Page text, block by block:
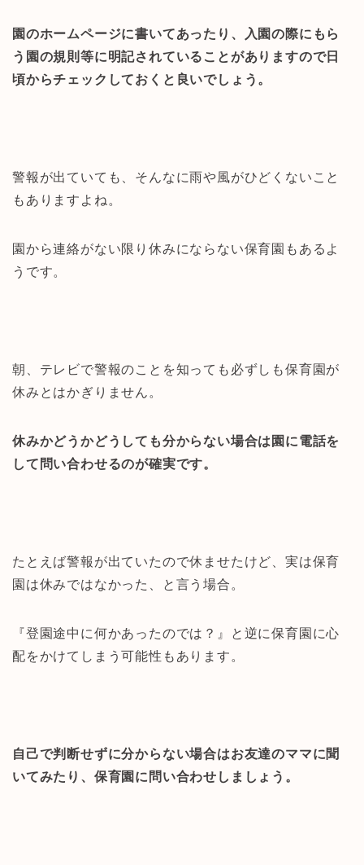
園のホームページに書いてあったり、入園の際にもら
う園の規則等に明記されていることがありますので日
頃からチェックしておくと良いでしょう。
警報が出ていても、そんなに雨や風がひどくないこと
もありますよね。
園から連絡がない限り休みにならない保育園もあるよ
うです。
朝、テレビで警報のことを知っても必ずしも保育園が
休みとはかぎりません。
休みかどうかどうしても分からない場合は園に電話を
して問い合わせるのが確実です。
たとえば警報が出ていたので休ませたけど、実は保育
園は休みではなかった、と言う場合。
『登園途中に何かあったのでは？』と逆に保育園に心
配をかけてしまう可能性もあります。
自己で判断せずに分からない場合はお友達のママに聞
いてみたり、保育園に問い合わせしましょう。